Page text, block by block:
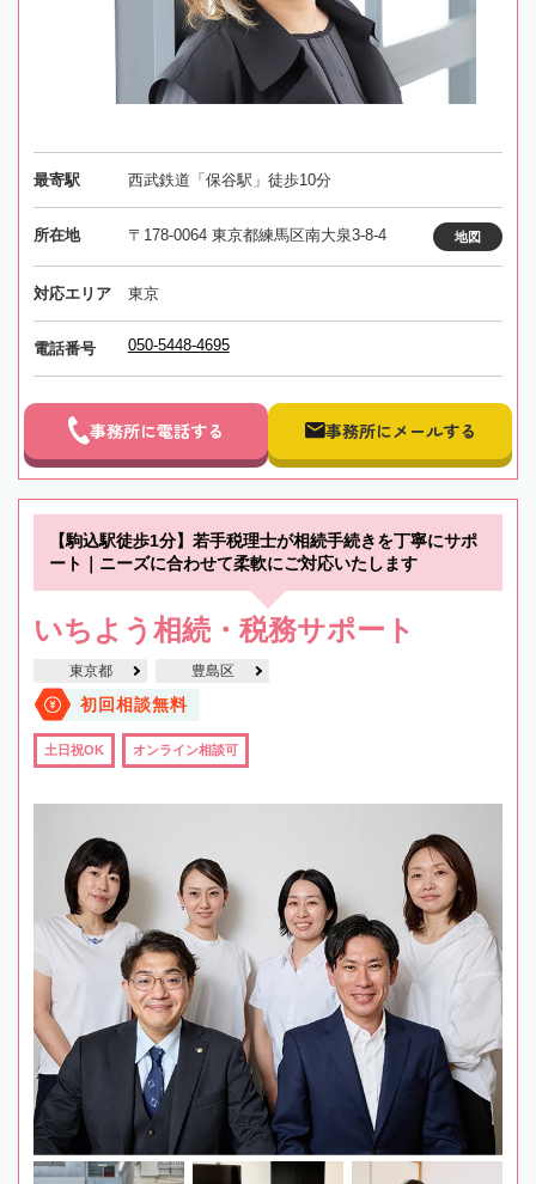
最寄駅 西武鉄道「保谷駅」徒歩10分
所在地 〒178-0064 東京都練馬区南大泉3-8-4 地図
対応エリア 東京
電話番号 050-5448-4695
事務所に電話する 事務所にメールする
【駒込駅徒歩1分】若手税理士が相続手続きを丁寧にサポ
ート｜ニーズに合わせて柔軟にご対応いたします
いちよう相続・税務サポート
東京都 豊島区
初回相談無料
土日祝OK オンライン相談可